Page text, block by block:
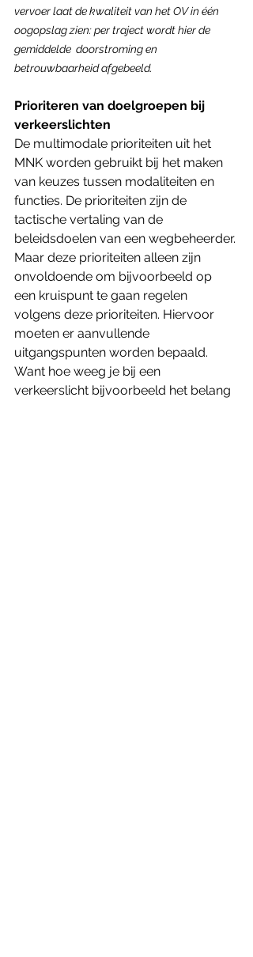
vervoer laat de kwaliteit van het OV in één
oogopslag zien: per traject wordt hier de
gemiddelde  doorstroming en
betrouwbaarheid afgebeeld.
Prioriteren van doelgroepen bij
verkeerslichten
De multimodale prioriteiten uit het
MNK worden gebruikt bij het maken
van keuzes tussen modaliteiten en
functies. De prioriteiten zijn de
tactische vertaling van de
beleidsdoelen van een wegbeheerder.
Maar deze prioriteiten alleen zijn
onvoldoende om bijvoorbeeld op
een kruispunt te gaan regelen
volgens deze prioriteiten. Hiervoor
moeten er aanvullende
uitgangspunten worden bepaald.
Want hoe weeg je bij een
verkeerslicht bijvoorbeeld het belang